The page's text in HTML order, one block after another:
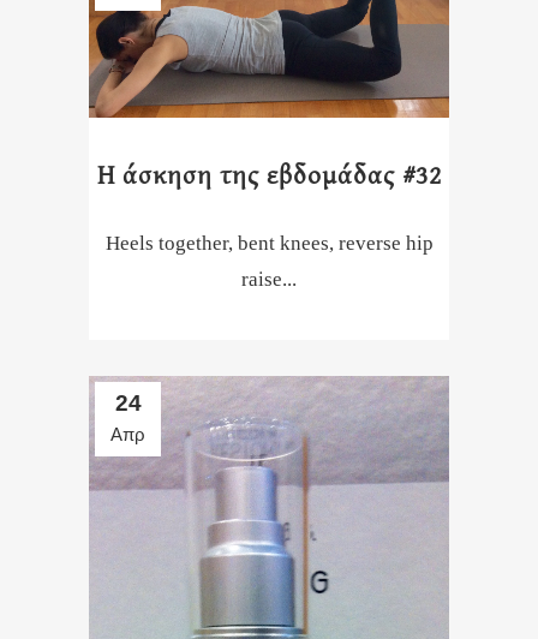
Η άσκηση της εβδομάδας #32
Heels together, bent knees, reverse hip
raise...
24
Απρ